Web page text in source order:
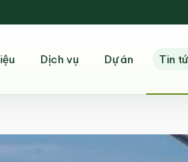
Dịch vụ Dự án Tin